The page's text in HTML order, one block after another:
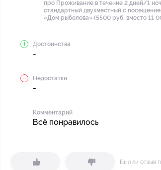
про Проживание в течение 2 дней/1
стандартный двухместный с
«Дом рыболова» (5500 руб. вместо 11
Достоинства
-
Недостатки
-
Комментарий
Всё понравилось
Был ли отзыв